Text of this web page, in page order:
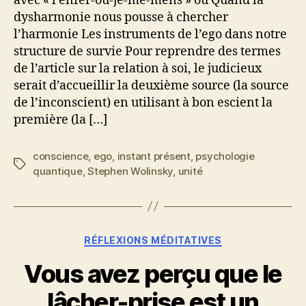
dysharmonie nous pousse à chercher
l’harmonie Les instruments de l’ego dans notre
structure de survie Pour reprendre des termes
de l’article sur la relation à soi, le judicieux
serait d’accueillir la deuxième source (la source
de l’inconscient) en utilisant à bon escient la
première (la […]
Étiquettes
conscience, ego, instant présent, psychologie
quantique,Stephen Wolinsky, unité
Catégories
RÉFLEXIONS MÉDITATIVES
Vous avez perçu que le